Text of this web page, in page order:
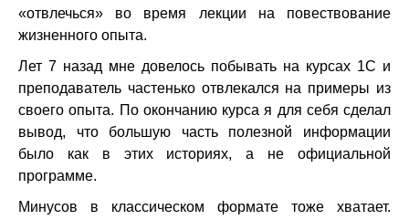
«отвлечься» во время лекции на повествование
жизненного опыта.
Лет 7 назад мне довелось побывать на курсах 1С и
преподаватель частенько отвлекался на примеры из
своего опыта. По окончанию курса я для себя сделал
вывод, что большую часть полезной информации
было как в этих историях, а не официальной
программе.
Минусов в классическом формате тоже хватает.